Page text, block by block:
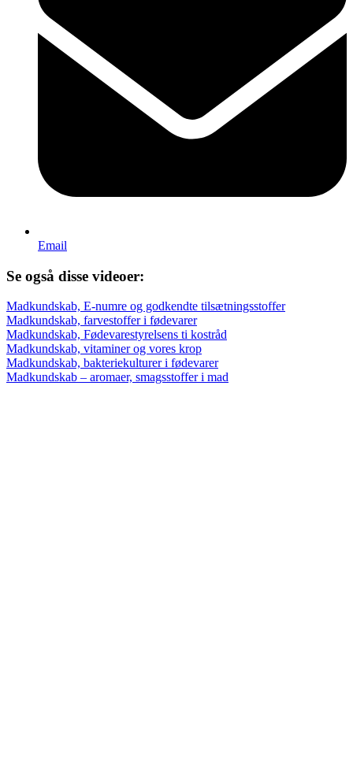
Email
Se også disse videoer:
Madkundskab, E-numre og godkendte tilsætningsstoffer
Madkundskab, farvestoffer i fødevarer
Madkundskab, Fødevarestyrelsens ti kostråd
Madkundskab, vitaminer og vores krop
Madkundskab, bakteriekulturer i fødevarer
Madkundskab – aromaer, smagsstoffer i mad